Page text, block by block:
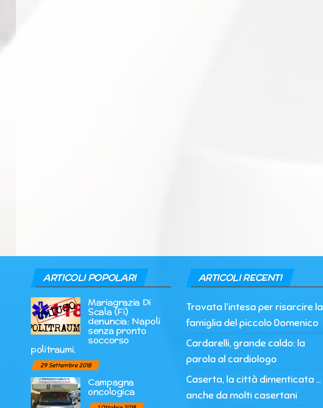
ARTICOLI POPOLARI
Mariagrazia Di
Scala (Fi)
denuncia: Napoli
senza pronto
soccorso
politraumi.
29 Settembre 2018
Campagna
oncologica
ARTICOLI RECENTI
Trovata l’intesa per risarcire la
famiglia del piccolo Domenico
Cardarelli, grande caldo: la
parola al cardiologo
Caserta, la città dimenticata …
anche da molti casertani